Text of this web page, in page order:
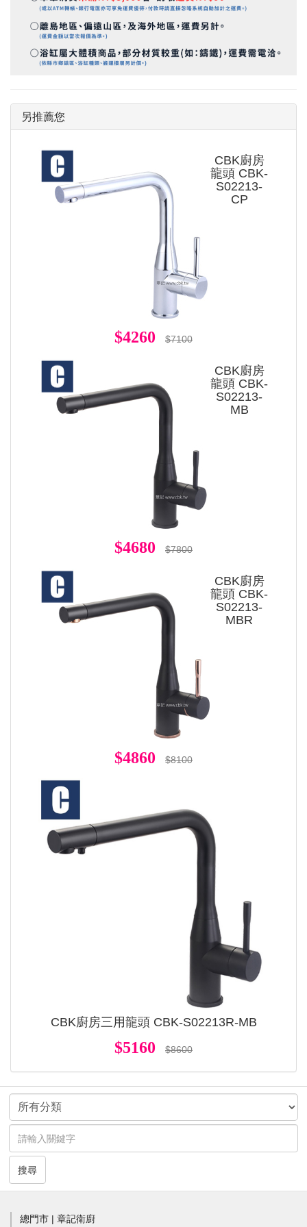
另推薦您
CBK廚房
龍頭 CBK-
S02213-
CP
$4260 $7100
CBK廚房
龍頭 CBK-
S02213-
MB
$4680 $7800
CBK廚房
龍頭 CBK-
S02213-
MBR
$4860 $8100
CBK廚房三用龍頭 CBK-S02213R-MB
$5160 $8600
搜尋
總門市 | 章記衛廚